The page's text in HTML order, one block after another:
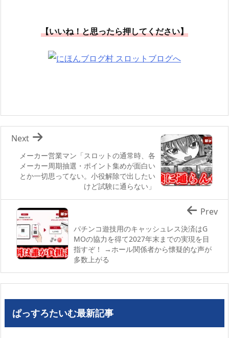
【いいね！と思ったら押してください】
メーカー営業マン「スロットの通常時、各
メーカー周期抽選・ポイント集めが面白い
とか一切思ってない。小役解除で出したい
けど試験に通らない」
Next
パチンコ遊技用のキャッシュレス決済はG
MOの協力を得て2027年末までの実現を目
指すぞ！ →ホール関係者から懐疑的な声が
多数上がる
Prev
ぱっすろたいむ最新記事